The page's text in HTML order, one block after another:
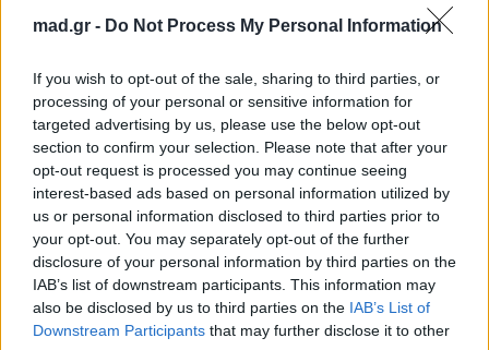
mad.gr - Do Not Process My Personal Information
If you wish to opt-out of the sale, sharing to third parties, or
processing of your personal or sensitive information for
targeted advertising by us, please use the below opt-out
section to confirm your selection. Please note that after your
opt-out request is processed you may continue seeing
interest-based ads based on personal information utilized by
us or personal information disclosed to third parties prior to
your opt-out. You may separately opt-out of the further
disclosure of your personal information by third parties on the
IAB’s list of downstream participants. This information may
also be disclosed by us to third parties on the IAB’s List of
Downstream Participants that may further disclose it to other